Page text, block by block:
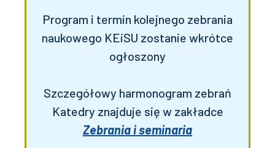
Program i termin kolejnego zebrania
naukowego KEiSU zostanie wkrótce
ogłoszony
Szczegółowy harmonogram zebrań
Katedry znajduje się w zakładce
Zebrania i seminaria